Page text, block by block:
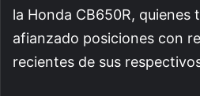
la Honda CB650R, quienes
afianzado posiciones con
recientes de sus